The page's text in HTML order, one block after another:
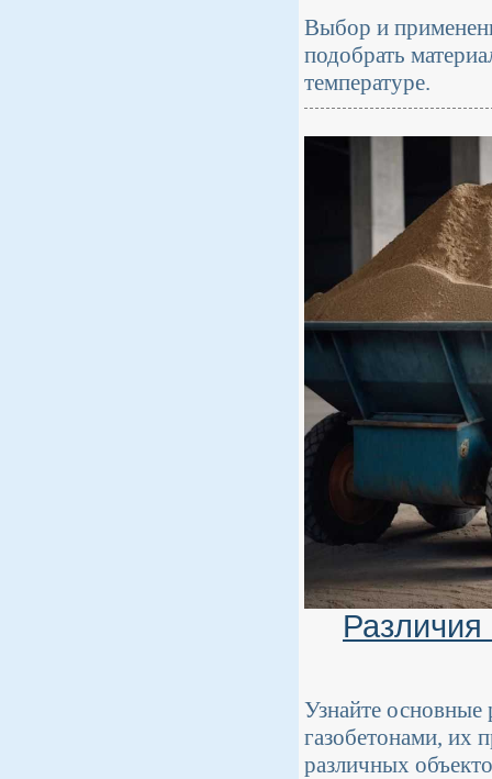
Выбор и
подобрать
температуре.
Узнайте основные
газобетонами, их
различных